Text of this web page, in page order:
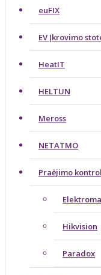
euFIX
EV Įkrovimo
HeatIT
HELTUN
Meross
NETATMO
Praėjimo
Hikvision
Paradox